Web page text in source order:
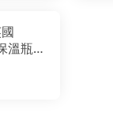
溫瓶
溫6小